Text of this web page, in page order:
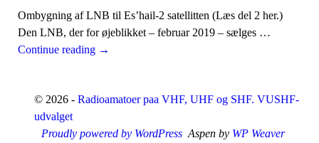
Ombygning af LNB til Es’hail-2 satellitten (Læs del 2 her.)
Den LNB, der for øjeblikket – februar 2019 – sælges …
Continue reading →
© 2026 - Radioamatoer paa VHF, UHF og SHF. VUSHF-
udvalget
Proudly powered by WordPress Aspen by WP Weaver